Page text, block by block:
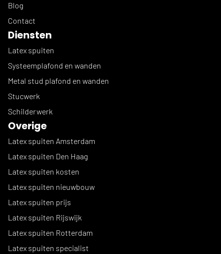
Blog
Contact
Diensten
Latex spuiten
Systeemplafond en wanden
Metal stud plafond en wanden
Stucwerk
Schilderwerk
Overige
Latex spuiten Amsterdam
Latex spuiten Den Haag
Latex spuiten kosten
Latex spuiten nieuwbouw
Latex spuiten prijs
Latex spuiten Rijswijk
Latex spuiten Rotterdam
Latex spuiten specialist